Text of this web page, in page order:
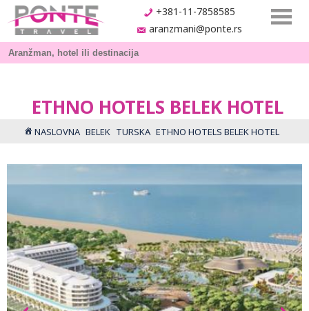
+381-11-7858585
aranzmani@ponte.rs
ETHNO HOTELS BELEK HOTEL
NASLOVNA BELEK TURSKA ETHNO HOTELS BELEK HOTEL